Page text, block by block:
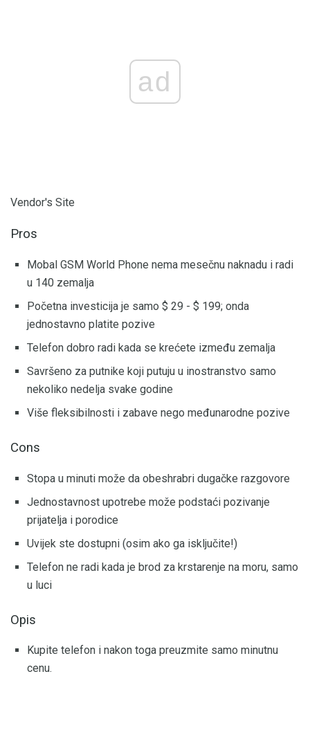
ad
Vendor's Site
Pros
Mobal GSM World Phone nema mesečnu naknadu i radi
u 140 zemalja
Početna investicija je samo $ 29 - $ 199; onda
jednostavno platite pozive
Telefon dobro radi kada se krećete između zemalja
Savršeno za putnike koji putuju u inostranstvo samo
nekoliko nedelja svake godine
Više fleksibilnosti i zabave nego međunarodne pozive
Cons
Stopa u minuti može da obeshrabri dugačke razgovore
Jednostavnost upotrebe može podstaći pozivanje
prijatelja i porodice
Uvijek ste dostupni (osim ako ga isključite!)
Telefon ne radi kada je brod za krstarenje na moru, samo
u luci
Opis
Kupite telefon i nakon toga preuzmite samo minutnu
cenu.